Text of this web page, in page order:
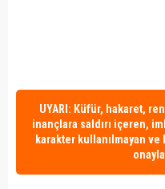
UYARI: Küfür, hakaret,
inançlara saldırı içeren,
karakter kullanılmayan ve